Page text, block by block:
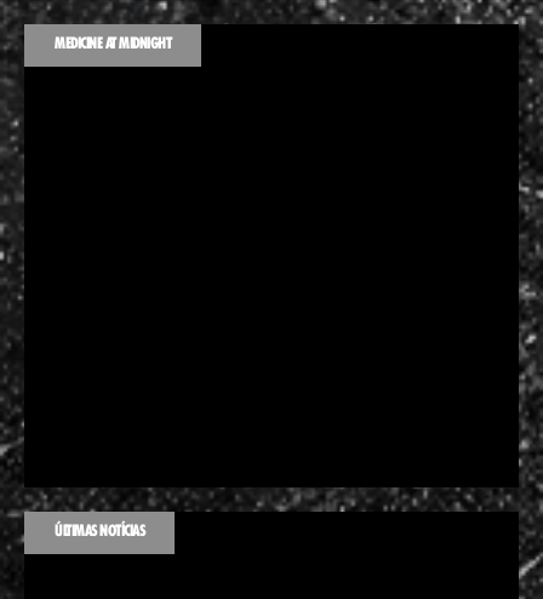
MEDICINE AT MIDNIGHT
ÚLTIMAS NOTÍCIAS